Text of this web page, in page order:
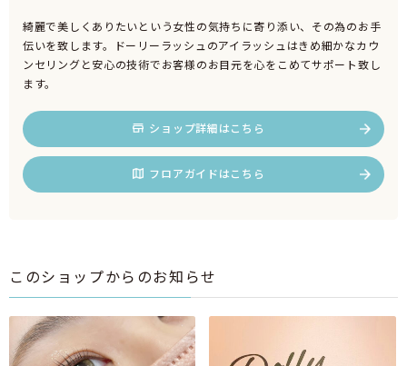
綺麗で美しくありたいという女性の気持ちに寄り添い、その為のお手
伝いを致します。ドーリーラッシュのアイラッシュはきめ細かなカウ
ンセリングと安心の技術でお客様のお目元を心をこめてサポート致し
ます。
ショップ詳細はこちら
フロアガイドはこちら
このショップからのお知らせ